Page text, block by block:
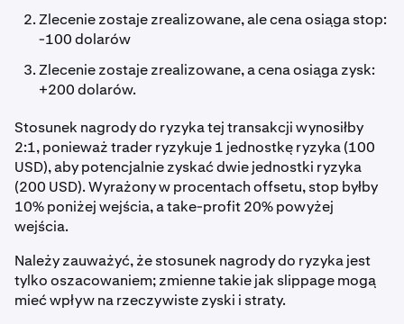
Zlecenie zostaje zrealizowane, ale cena osiąga stop:
-100 dolarów
Zlecenie zostaje zrealizowane, a cena osiąga zysk:
+200 dolarów.
Stosunek nagrody do ryzyka tej transakcji wynosiłby
2:1, ponieważ trader ryzykuje 1 jednostkę ryzyka (100
USD), aby potencjalnie zyskać dwie jednostki ryzyka
(200 USD). Wyrażony w procentach offsetu, stop byłby
10% poniżej wejścia, a take-profit 20% powyżej
wejścia.
Należy zauważyć, że stosunek nagrody do ryzyka jest
tylko oszacowaniem; zmienne takie jak slippage mogą
mieć wpływ na rzeczywiste zyski i straty.